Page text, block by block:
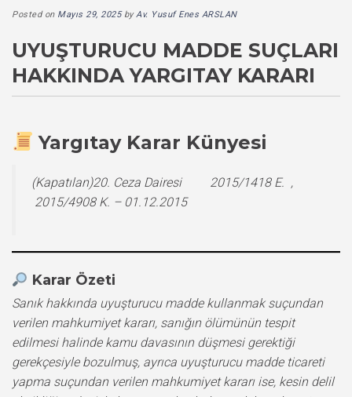
Posted on Mayıs 29, 2025byAv. Yusuf Enes ARSLAN
UYUŞTURUCU MADDE SUÇLARI
HAKKINDA YARGITAY KARARI
Yargıtay Karar Künyesi
(Kapatılan)20. Ceza Dairesi 2015/1418 E. ,
2015/4908 K. – 01.12.2015
Karar Özeti
Sanık hakkında uyuşturucu madde kullanmak suçundan
verilen mahkumiyet kararı, sanığın ölümünün tespit
edilmesi halinde kamu davasının düşmesi gerektiği
gerekçesiyle bozulmuş, ayrıca uyuşturucu madde ticareti
yapma suçundan verilen mahkumiyet kararı ise, kesin delil